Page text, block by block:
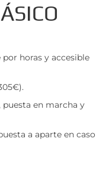
horas y accesible
en marcha y
a aparte en caso